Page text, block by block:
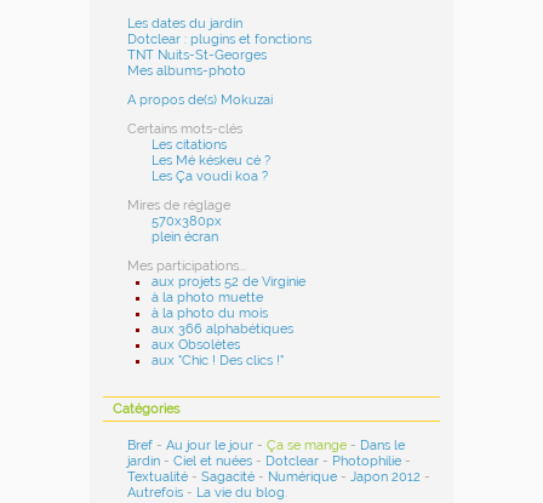
Les dates du jardin
Dotclear : plugins et fonctions
TNT Nuits-St-Georges
Mes albums-photo
A propos de(s) Mokuzai
Certains mots-clés
Les citations
Les Mé késkeu cé ?
Les Ça voudi koa ?
Mires de réglage
570x380px
plein écran
Mes participations...
aux projets 52 de Virginie
à la photo muette
à la photo du mois
aux 366 alphabétiques
aux Obsolètes
aux "Chic ! Des clics !"
Catégories
Bref -Au jour le jour -Ça se mange - Dans le
jardin -Ciel et nuées - Dotclear - Photophilie -
Textualité -Sagacité - Numérique -Japon 2012 -
Autrefois - La vie du blog.